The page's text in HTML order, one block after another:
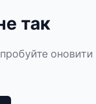
так
оновити